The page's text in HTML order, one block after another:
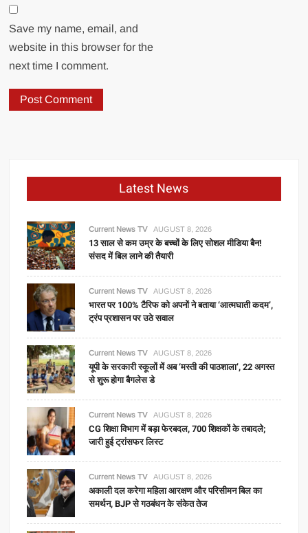
Save my name, email, and
website in this browser for the
next time I comment.
Latest News
Current News TV AUGUST 8, 2026
13 साल से कम उम्र के बच्चों के लिए सोशल मीडिया बैन!
संसद में बिल लाने की तैयारी
Current News TV AUGUST 8, 2026
भारत पर 100% टैरिफ को अपनों ने बताया ‘आत्मघाती कदम’,
ट्रंप प्रशासन पर उठे सवाल
Current News TV AUGUST 8, 2026
यूपी के सरकारी स्कूलों में अब ‘मस्ती की पाठशाला’, 22 अगस्त
से शुरू होगा बैगलेस डे
Current News TV AUGUST 8, 2026
CG शिक्षा विभाग में बड़ा फेरबदल, 700 शिक्षकों के तबादले;
जारी हुई ट्रांसफर लिस्ट
Current News TV AUGUST 8, 2026
अकाली दल करेगा महिला आरक्षण और परिसीमन बिल का
समर्थन, BJP से गठबंधन के संकेत तेज